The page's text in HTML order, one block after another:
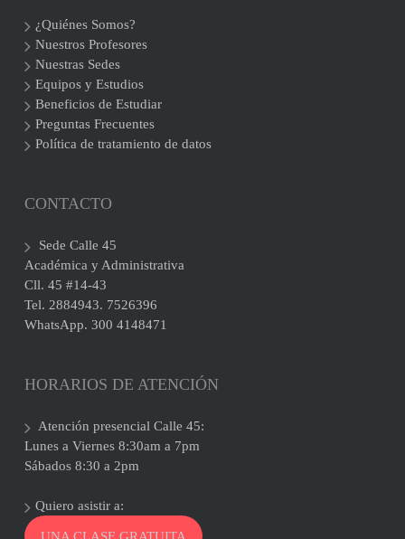
¿Quiénes Somos?
Nuestros Profesores
Nuestras Sedes
Equipos y Estudios
Beneficios de Estudiar
Preguntas Frecuentes
Política de tratamiento de datos
CONTACTO
Sede Calle 45
Académica y Administrativa
Cll. 45 #14-43
Tel. 2884943. 7526396
WhatsApp. 300 4148471
HORARIOS DE ATENCIÓN
Atención presencial Calle 45:
Lunes a Viernes 8:30am a 7pm
Sábados 8:30 a 2pm
Quiero asistir a: